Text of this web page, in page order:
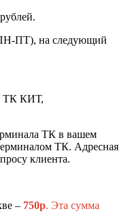
ПТ), на следующий
ТК КИТ,
ТК в вашем
ТК. Адресная
клиента.
– 750р. Эта сумма